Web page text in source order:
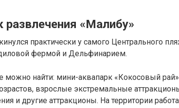
развлечения «Малибу»
практически у самого Центрального
фермой и Дельфинарием.
можно найти: мини-аквапарк «Кокосовый
взрослые экстремальные
и другие аттракционы. На территории